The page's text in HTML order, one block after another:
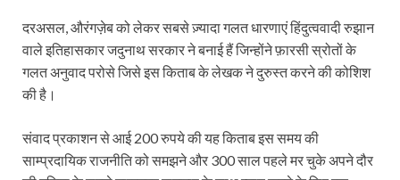
दरअसल, औरंगज़ेब को लेकर सबसे ज़्यादा गलत धारणाएं हिंदुत्ववादी रुझान
वाले इतिहासकार जदुनाथ सरकार ने बनाई हैं जिन्होंने फ़ारसी स्रोतों के
गलत अनुवाद परोसे जिसे इस किताब के लेखक ने दुरुस्त करने की कोशिश
की है।
संवाद प्रकाशन से आई 200 रुपये की यह किताब इस समय की
साम्‍प्रदायिक राजनीति को समझने और 300 साल पहले मर चुके अपने दौर